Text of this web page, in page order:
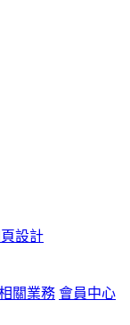
設計
關業務 會員中心